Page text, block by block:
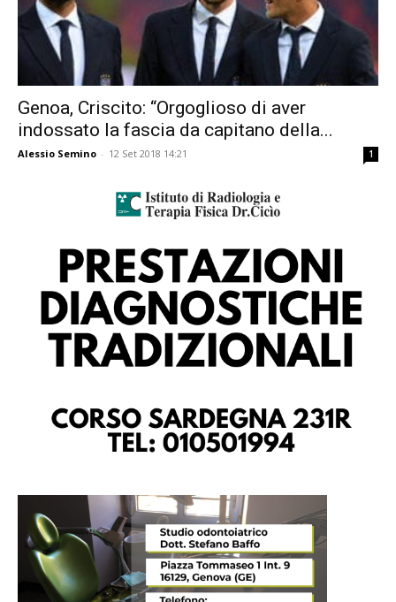
Genoa, Criscito: “Orgoglioso di aver
indossato la fascia da capitano della...
Alessio Semino - 12 Set 2018 14:21 1